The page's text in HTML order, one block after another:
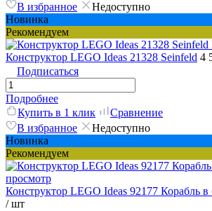
В избранное
Недоступно
Новинка
Рекомендуем
Конструктор LEGO Ideas 21328 Seinfeld 4
Подписаться
Подробнее
Купить в 1 клик
Сравнение
В избранное
Недоступно
Новинка
Рекомендуем
просмотр
Конструктор LEGO Ideas 92177 Корабль в
/ шт